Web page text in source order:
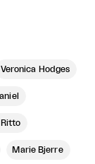
Veronica Hodges
Marie Bjerre